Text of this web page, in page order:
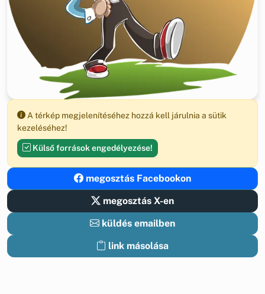
A térkép megjelenítéséhez hozzá kell járulnia a sütik
kezeléséhez!
Külső források engedélyezése!
megosztás Facebookon
megosztás X-en
küldés emailben
link másolása